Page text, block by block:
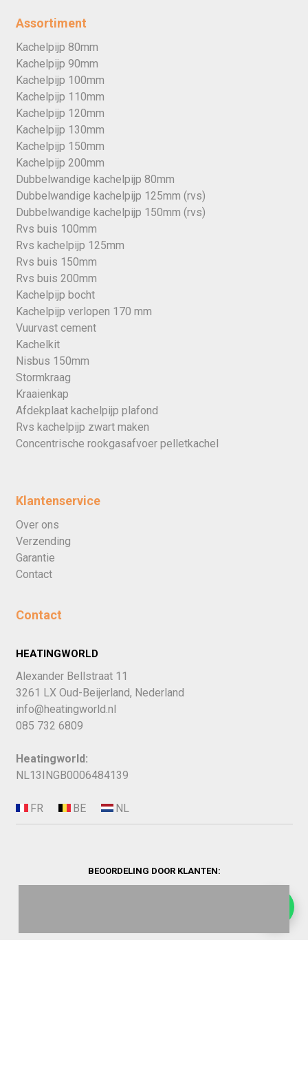
Assortiment
Kachelpijp 80mm
Kachelpijp 90mm
Kachelpijp 100mm
Kachelpijp 110mm
Kachelpijp 120mm
Kachelpijp 130mm
Kachelpijp 150mm
Kachelpijp 200mm
Dubbelwandige kachelpijp 80mm
Dubbelwandige kachelpijp 125mm (rvs)
Dubbelwandige kachelpijp 150mm (rvs)
Rvs buis 100mm
Rvs kachelpijp 125mm
Rvs buis 150mm
Rvs buis 200mm
Kachelpijp bocht
Kachelpijp verlopen 170 mm
Vuurvast cement
Kachelkit
Nisbus 150mm
Stormkraag
Kraaienkap
Afdekplaat kachelpijp plafond
Rvs kachelpijp zwart maken
Concentrische rookgasafvoer pelletkachel
Klantenservice
Over ons
Verzending
Garantie
Contact
Contact
HEATINGWORLD
Alexander Bellstraat 11
3261 LX Oud-Beijerland, Nederland
info@heatingworld.nl
085 732 6809
Heatingworld:
NL13INGB0006484139
BEOORDELING DOOR KLANTEN: